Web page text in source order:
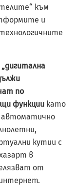
към
и
по
функции като
автоматично
кутии с
в
от